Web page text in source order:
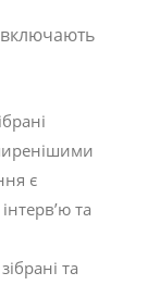
включають
є
та
та